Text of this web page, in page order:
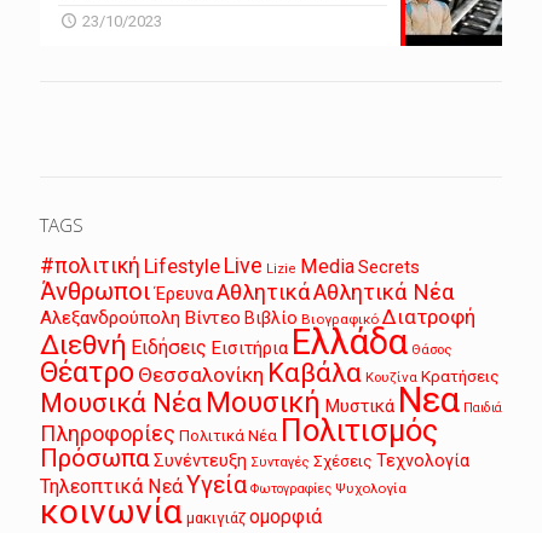
23/10/2023
TAGS
#πολιτική Lifestyle Live Lizie MediaSecrets
Άνθρωποι ΈρευναΑθλητικάΑθλητικά Νέα
Αλεξανδρούπολη Βίντεο Βιβλίο Βιογραφικό Διατροφή
Διεθνή Ειδήσεις Εισιτήρια Ελλάδα Θάσος
Θέατρο Θεσσαλονίκη Καβάλα Κουζίνα Κρατήσεις
Μουσικά Νέα Μουσική Μυστικά Νεα Παιδιά
Πληροφορίες Πολιτικά Νέα Πολιτισμός
ΠρόσωπαΣυνέντευξη Συνταγές Σχέσεις Τεχνολογία
Τηλεοπτικά ΝεάΥγεία Φωτογραφίες Ψυχολογία
κοινωνία μακιγιάζ ομορφιά